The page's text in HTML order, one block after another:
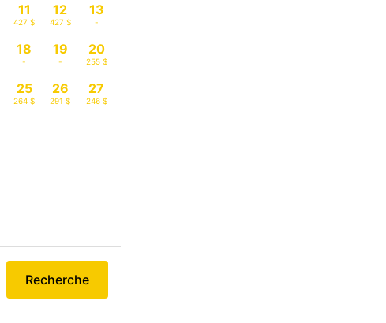
11
427 $
12
427 $
13
-
18
-
19
-
20
255 $
25
264 $
26
291 $
27
246 $
Recherche